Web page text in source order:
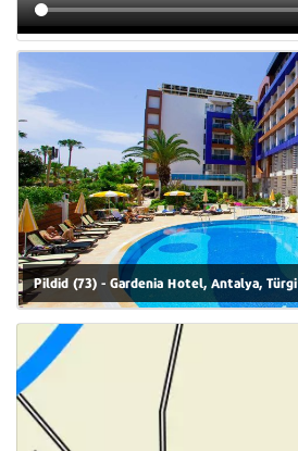
Pildid (73) - Gardenia Hotel, Antalya, Türgi